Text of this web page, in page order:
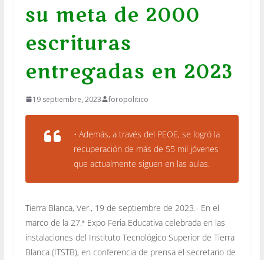
su meta de 2000
escrituras
entregadas en 2023
19 septiembre, 2023 foropolitico
• Además, a través del PEOE, se logró la
recuperación de más de 55 mil jóvenes
que actualmente siguen en las aulas.
Tierra Blanca, Ver., 19 de septiembre de 2023.- En el
marco de la 27.ª Expo Feria Educativa celebrada en las
instalaciones del Instituto Tecnológico Superior de Tierra
Blanca (ITSTB), en conferencia de prensa el secretario de